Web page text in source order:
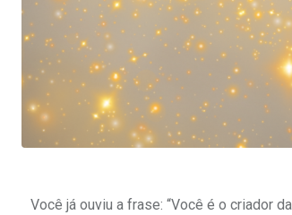
Você já ouviu a frase: “Você é o criador